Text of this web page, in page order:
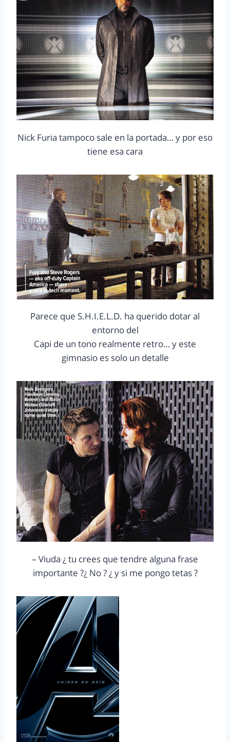
Nick Furia tampoco sale en la portada… y por eso
tiene esa cara
Parece que S.H.I.E.L.D. ha querido dotar al
entorno del
Capi de un tono realmente retro… y este
gimnasio es solo un detalle
– Viuda ¿ tu crees que tendre alguna frase
importante ?¿ No ? ¿ y si me pongo tetas ?